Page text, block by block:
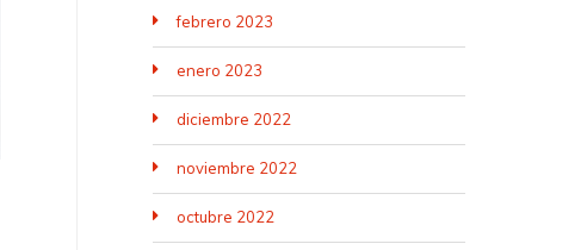
febrero 2023
enero 2023
diciembre 2022
noviembre 2022
octubre 2022